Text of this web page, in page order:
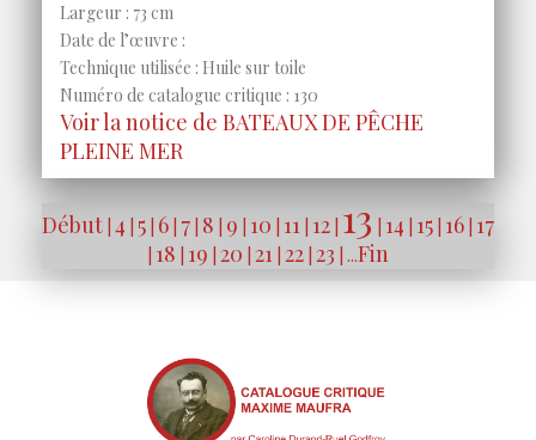
Largeur : 73 cm
Date de l’œuvre :
Technique utilisée : Huile sur toile
Numéro de catalogue critique : 130
Voir la notice de BATEAUX DE PÊCHE
PLEINE MER
Début 4 5 6 7 8 9 10 11 12 13 14 15 16 17
18 19 20 21 22 23 | ...Fin